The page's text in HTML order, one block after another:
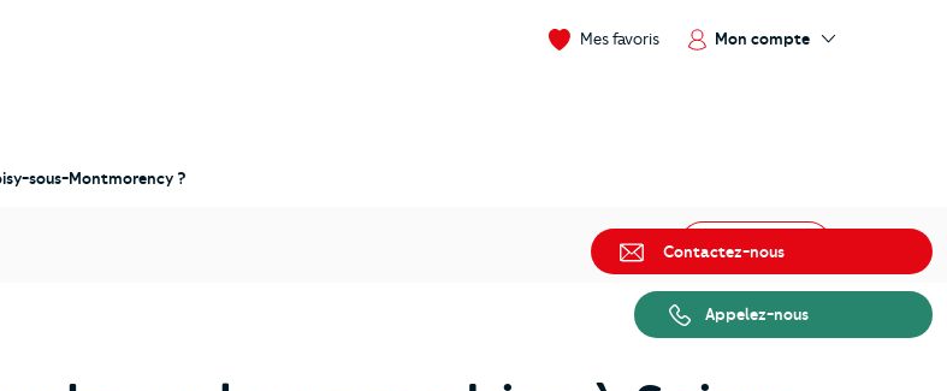
Mes favoris Mon compte
sous-Montmorency ?
Contactez-nous
Appelez-nous